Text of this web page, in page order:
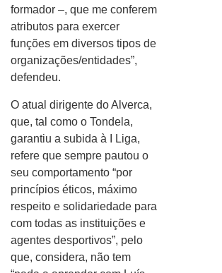
formador –, que me conferem
atributos para exercer
funções em diversos tipos de
organizações/entidades”,
defendeu.
O atual dirigente do Alverca,
que, tal como o Tondela,
garantiu a subida à I Liga,
refere que sempre pautou o
seu comportamento “por
princípios éticos, máximo
respeito e solidariedade para
com todas as instituições e
agentes desportivos”, pelo
que, considera, não tem